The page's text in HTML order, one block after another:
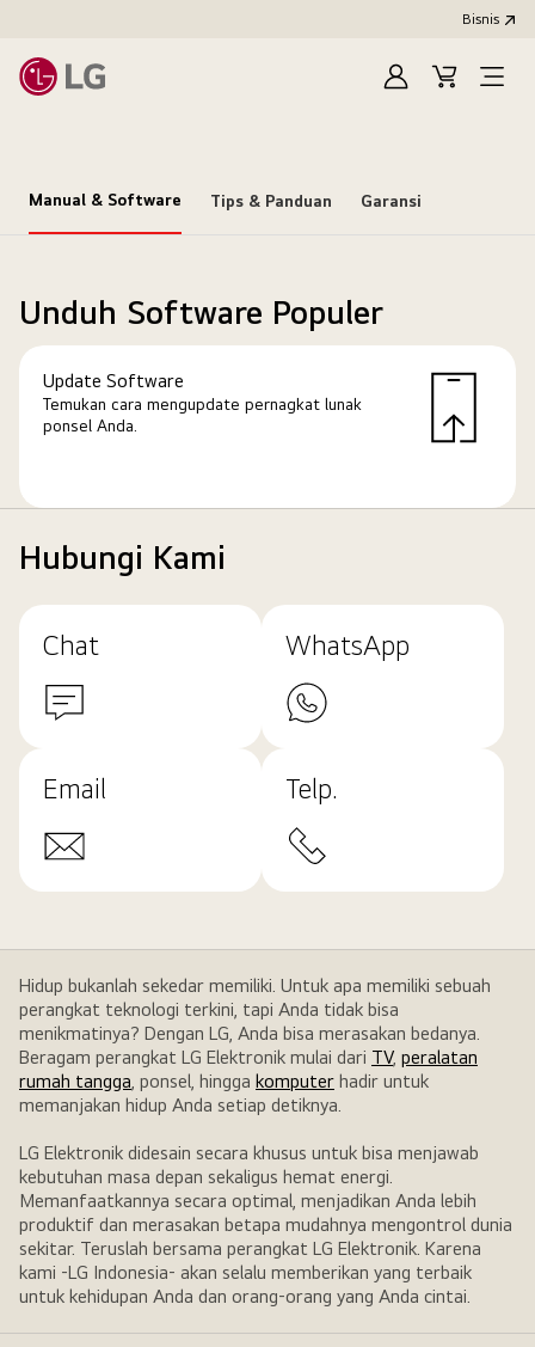
Bisnis
MasukKeranjang
Open
Manual & Software Tips & Panduan Garansi
Unduh Software Populer
Update Software
Temukan cara mengupdate pernagkat lunak
ponsel Anda.
Hubungi Kami
Chat WhatsApp
Email Telp.
Hidup bukanlah sekedar memiliki. Untuk apa memiliki sebuah
perangkat teknologi terkini, tapi Anda tidak bisa
menikmatinya? Dengan LG, Anda bisa merasakan bedanya.
Beragam perangkat LG Elektronik mulai dari TV, peralatan
rumah tangga, ponsel, hingga komputer hadir untuk
memanjakan hidup Anda setiap detiknya.
LG Elektronik didesain secara khusus untuk bisa menjawab
kebutuhan masa depan sekaligus hemat energi.
Memanfaatkannya secara optimal, menjadikan Anda lebih
produktif dan merasakan betapa mudahnya mengontrol dunia
sekitar. Teruslah bersama perangkat LG Elektronik. Karena
kami -LG Indonesia- akan selalu memberikan yang terbaik
untuk kehidupan Anda dan orang-orang yang Anda cintai.